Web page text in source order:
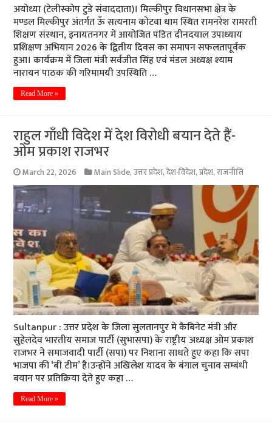
अयोध्या (टेलीस्कोप टुडे संवाददाता)। मिल्कीपुर विधानसभा क्षेत्र के
मण्डल मिल्कीपुर अंतर्गत ऊँ सत्यनाम कोटवा धाम स्थित रामनरेश रामरती
शिक्षण संस्थान, इनायतनगर में आयोजित पंडित दीनदयाल उपाध्याय
प्रशिक्षण अभियान 2026 के द्वितीय दिवस का समापन सफलतापूर्वक
हुआ। कार्यक्रम में जिला मंत्री सर्वजीत सिंह एवं मंडल अध्यक्ष श्याम
नारायन पाठक की गरिमामयी उपस्थिति …
Read More »
राहुल गाँधी विदेश में देश विरोधी बयान देते हैं-
ओम प्रकाश राजभर
March 22, 2026 Main Slide,उत्तर प्रदेश,देश-विदेश,प्रदेश,राजनीति
Sultanpur : उत्तर प्रदेश के जिला सुलतानपुर मे कैबिनेट मंत्री और
सुहेलदेव भारतीय समाज पार्टी (सुभासपा) के राष्ट्रीय अध्यक्ष ओम प्रकाश
राजभर ने समाजवादी पार्टी (सपा) पर निशाना साधते हुए कहा कि सपा
भाजपा की ‘बी टीम’ है।उन्होंने अखिलेश यादव के बंगाल चुनाव सम्बंधी
बयान पर प्रतिक्रिया देते हुए कहा …
Read More »